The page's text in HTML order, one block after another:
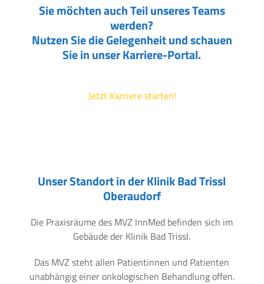
Sie möchten auch Teil unseres Teams
werden?
Nutzen Sie die Gelegenheit und schauen
Sie in unser Karriere-Portal.
Jetzt Karriere starten!
Unser Standort in der Klinik Bad Trissl
Oberaudorf
Die Praxisräume des MVZ InnMed befinden sich im
Gebäude der Klinik Bad Trissl.
Das MVZ steht allen Patientinnen und Patienten
unabhängig einer onkologischen Behandlung offen.